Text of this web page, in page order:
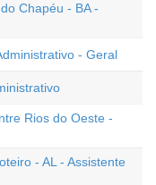
Chapéu - BA -
- Geral
Rios do Oeste -
- AL - Assistente